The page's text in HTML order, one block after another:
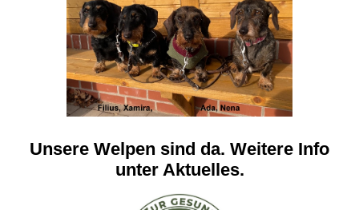
Unsere Welpen sind da. Weitere Info
unter Aktuelles.